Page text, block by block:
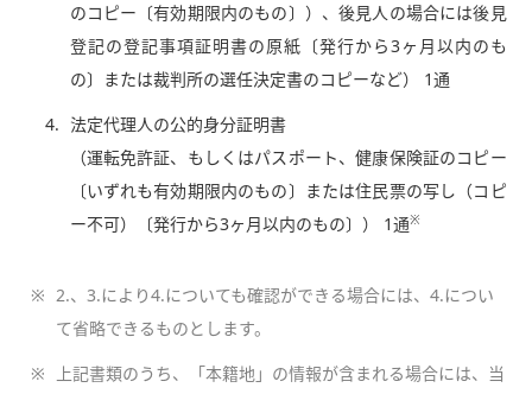
のコピー〔有効期限内のもの〕）、後見人の場合には後見
登記の登記事項証明書の原紙〔発行から3ヶ月以内のも
の〕または裁判所の選任決定書のコピーなど） 1通
4. 法定代理人の公的身分証明書
（運転免許証、もしくはパスポート、健康保険証のコピー
〔いずれも有効期限内のもの〕または住民票の写し（コピ
ー不可）〔発行から3ヶ月以内のもの〕） 1通※
※ 2.、3.により4.についても確認ができる場合には、4.につい
て省略できるものとします。
※
上記書類のうち、「本籍地」の情報が含まれる場合には、当